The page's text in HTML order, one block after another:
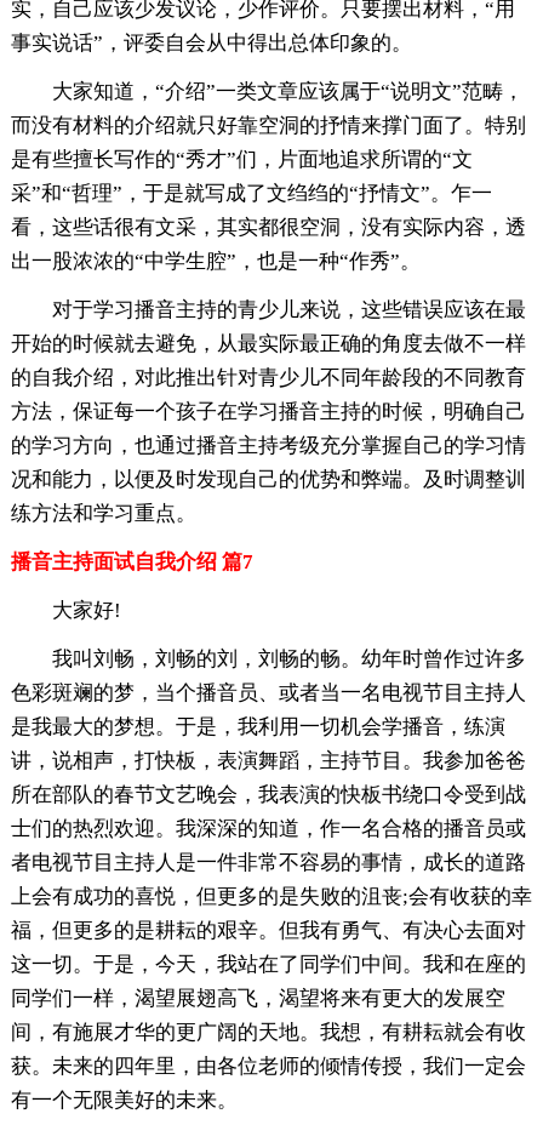
实，自己应该少发议论，少作评价。只要摆出材料，“用
事实说话”，评委自会从中得出总体印象的。
大家知道，“介绍”一类文章应该属于“说明文”范畴，
而没有材料的介绍就只好靠空洞的抒情来撑门面了。特别
是有些擅长写作的“秀才”们，片面地追求所谓的“文
采”和“哲理”，于是就写成了文绉绉的“抒情文”。乍一
看，这些话很有文采，其实都很空洞，没有实际内容，透
出一股浓浓的“中学生腔”，也是一种“作秀”。
对于学习播音主持的青少儿来说，这些错误应该在最
开始的时候就去避免，从最实际最正确的角度去做不一样
的自我介绍，对此推出针对青少儿不同年龄段的不同教育
方法，保证每一个孩子在学习播音主持的时候，明确自己
的学习方向，也通过播音主持考级充分掌握自己的学习情
况和能力，以便及时发现自己的优势和弊端。及时调整训
练方法和学习重点。
播音主持面试自我介绍 篇7
大家好!
我叫刘畅，刘畅的刘，刘畅的畅。幼年时曾作过许多
色彩斑斓的梦，当个播音员、或者当一名电视节目主持人
是我最大的梦想。于是，我利用一切机会学播音，练演
讲，说相声，打快板，表演舞蹈，主持节目。我参加爸爸
所在部队的春节文艺晚会，我表演的快板书绕口令受到战
士们的热烈欢迎。我深深的知道，作一名合格的播音员或
者电视节目主持人是一件非常不容易的事情，成长的道路
上会有成功的喜悦，但更多的是失败的沮丧;会有收获的幸
福，但更多的是耕耘的艰辛。但我有勇气、有决心去面对
这一切。于是，今天，我站在了同学们中间。我和在座的
同学们一样，渴望展翅高飞，渴望将来有更大的发展空
间，有施展才华的更广阔的天地。我想，有耕耘就会有收
获。未来的四年里，由各位老师的倾情传授，我们一定会
有一个无限美好的未来。